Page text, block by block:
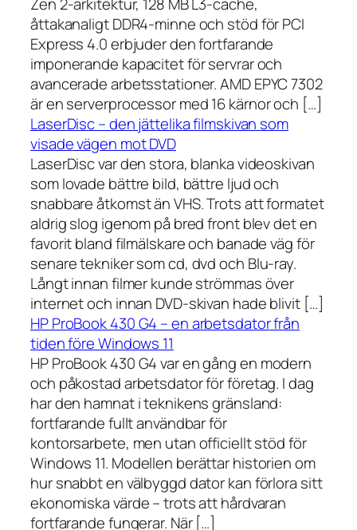
Zen 2-arkitektur, 128 MB L3-cache,
åttakanaligt DDR4-minne och stöd för PCI
Express 4.0 erbjuder den fortfarande
imponerande kapacitet för servrar och
avancerade arbetsstationer. AMD EPYC 7302
är en serverprocessor med 16 kärnor och […]
LaserDisc – den jättelika filmskivan som
visade vägen mot DVD
LaserDisc var den stora, blanka videoskivan
som lovade bättre bild, bättre ljud och
snabbare åtkomst än VHS. Trots att formatet
aldrig slog igenom på bred front blev det en
favorit bland filmälskare och banade väg för
senare tekniker som cd, dvd och Blu-ray.
Långt innan filmer kunde strömmas över
internet och innan DVD-skivan hade blivit […]
HP ProBook 430 G4 – en arbetsdator från
tiden före Windows 11
HP ProBook 430 G4 var en gång en modern
och påkostad arbetsdator för företag. I dag
har den hamnat i teknikens gränsland:
fortfarande fullt användbar för
kontorsarbete, men utan officiellt stöd för
Windows 11. Modellen berättar historien om
hur snabbt en välbyggd dator kan förlora sitt
ekonomiska värde – trots att hårdvaran
fortfarande fungerar. När […]